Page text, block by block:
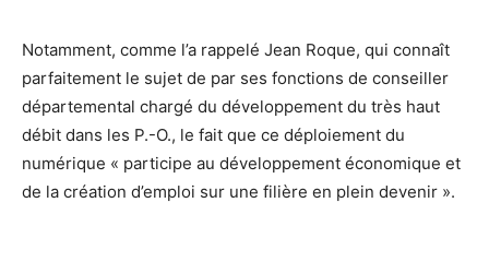
Notamment, comme l’a rappelé Jean Roque, qui connaît
parfaitement le sujet de par ses fonctions de conseiller
départemental chargé du développement du très haut
débit dans les P.-O., le fait que ce déploiement du
numérique « participe au développement économique et
de la création d’emploi sur une filière en plein devenir ».